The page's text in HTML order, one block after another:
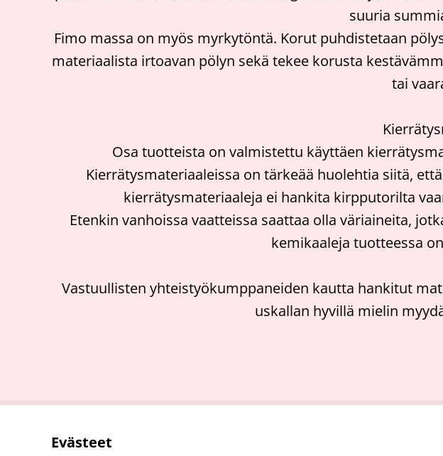
suuria
Fimo massa on myös myrkytöntä. Korut puhdistetaan
materiaalista irtoavan pölyn sekä tekee korusta
tai
Osa tuotteista on valmistettu käyttäen
Kierrätysmateriaaleissa on tärkeää huolehtia siitä,
kierrätysmateriaaleja ei hankita kirpputorilta
Etenkin vanhoissa vaatteissa saattaa olla väriaineita,
kemikaaleja tuotteessa
Vastuullisten yhteistyökumppaneiden kautta hankitut
uskallan hyvillä mielin
Evästeet